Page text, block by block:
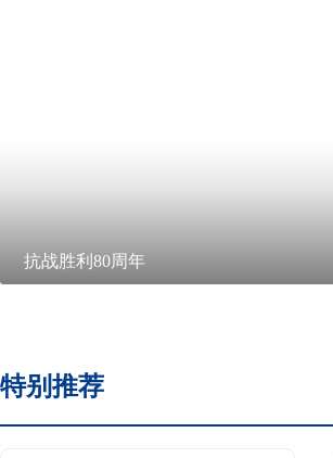
抗战胜利80周年
特别推荐